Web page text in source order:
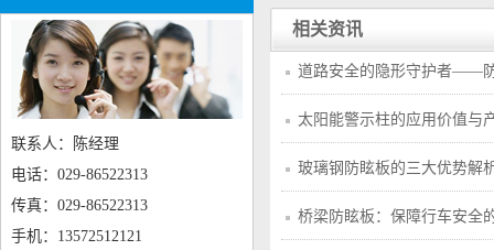
联系人：陈经理
电话：029-86522313
传真：029-86522313
手机：13572512121
相关资讯
道路安全的隐形守护者——
太阳能警示柱的应用价值与
玻璃钢防眩板的三大优势解
桥梁防眩板：保障行车安全